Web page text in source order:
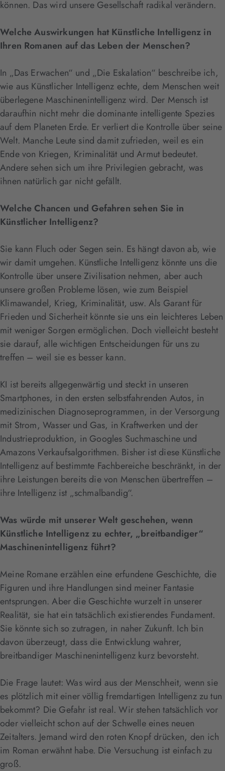
können. Das wird unsere Gesellschaft radikal verändern.
Welche Auswirkungen hat Künstliche Intelligenz in
Ihren Romanen auf das Leben der Menschen?
In „Das Erwachen“ und „Die Eskalation“ beschreibe ich,
wie aus Künstlicher Intelligenz echte, dem Menschen weit
überlegene Maschinenintelligenz wird. Der Mensch ist
daraufhin nicht mehr die dominante intelligente Spezies
auf dem Planeten Erde. Er verliert die Kontrolle über seine
Welt. Manche Leute sind damit zufrieden, weil es ein
Ende von Kriegen, Kriminalität und Armut bedeutet.
Andere sehen sich um ihre Privilegien gebracht, was
ihnen natürlich gar nicht gefällt.
Welche Chancen und Gefahren sehen Sie in
Künstlicher Intelligenz?
Sie kann Fluch oder Segen sein. Es hängt davon ab, wie
wir damit umgehen. Künstliche Intelligenz könnte uns die
Kontrolle über unsere Zivilisation nehmen, aber auch
unsere großen Probleme lösen, wie zum Beispiel
Klimawandel, Krieg, Kriminalität, usw. Als Garant für
Frieden und Sicherheit könnte sie uns ein leichteres Leben
mit weniger Sorgen ermöglichen. Doch vielleicht besteht
sie darauf, alle wichtigen Entscheidungen für uns zu
treffen – weil sie es besser kann.
KI ist bereits allgegenwärtig und steckt in unseren
Smartphones, in den ersten selbstfahrenden Autos, in
medizinischen Diagnoseprogrammen, in der Versorgung
mit Strom, Wasser und Gas, in Kraftwerken und der
Industrieproduktion, in Googles Suchmaschine und
Amazons Verkaufsalgorithmen. Bisher ist diese Künstliche
Intelligenz auf bestimmte Fachbereiche beschränkt, in der
ihre Leistungen bereits die von Menschen übertreffen –
ihre Intelligenz ist „schmalbandig“.
Was würde mit unserer Welt geschehen, wenn
Künstliche Intelligenz zu echter, „breitbandiger“
Maschinenintelligenz führt?
Meine Romane erzählen eine erfundene Geschichte, die
Figuren und ihre Handlungen sind meiner Fantasie
entsprungen. Aber die Geschichte wurzelt in unserer
Realität, sie hat ein tatsächlich existierendes Fundament.
Sie könnte sich so zutragen, in naher Zukunft. Ich bin
davon überzeugt, dass die Entwicklung wahrer,
breitbandiger Maschinenintelligenz kurz bevorsteht.
Die Frage lautet: Was wird aus der Menschheit, wenn sie
es plötzlich mit einer völlig fremdartigen Intelligenz zu tun
bekommt? Die Gefahr ist real. Wir stehen tatsächlich vor
oder vielleicht schon auf der Schwelle eines neuen
Zeitalters. Jemand wird den roten Knopf drücken, den ich
im Roman erwähnt habe. Die Versuchung ist einfach zu
groß.